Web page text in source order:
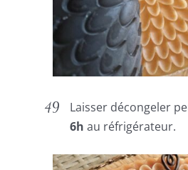
Laisser décongeler
6h au réfrigérateur.